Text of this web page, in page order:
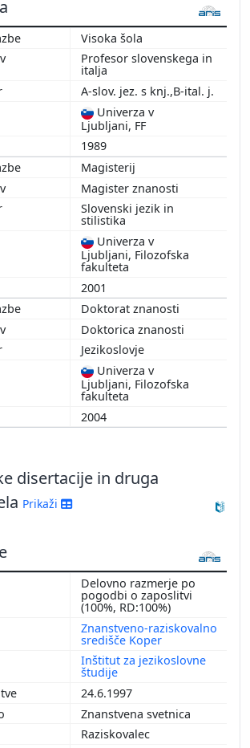
Visoka šola
Profesor slovenskega in
italja
A-slov. jez. s knj.,B-ital. j.
Univerza v
Ljubljani, FF
1989
Magisterij
Magister znanosti
Slovenski jezik in
stilistika
Univerza v
Ljubljani, Filozofska
fakulteta
2001
Doktorat znanosti
Doktorica znanosti
Jezikoslovje
Univerza v
Ljubljani, Filozofska
fakulteta
2004
disertacije in druga
Prikaži
Delovno razmerje po
pogodbi o zaposlitvi
(100%, RD:100%)
Znanstveno-raziskovalno
središče Koper
Inštitut za jezikoslovne
študije
24.6.1997
Znanstvena svetnica
Raziskovalec